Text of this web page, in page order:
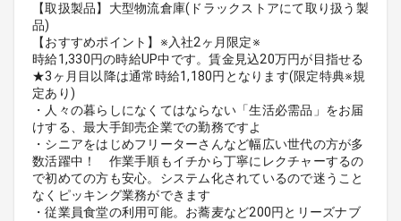
【取扱製品】大型物流倉庫(ドラックストアにて取り扱う製
品)
【おすすめポイント】※入社2ヶ月限定※
時給1,330円の時給UP中です。賃金見込20万円が目指せる
★3ヶ月目以降は通常時給1,180円となります(限定特典※規
定あり)
・人々の暮らしになくてはならない「生活必需品」をお届
けする、最大手卸売企業での勤務ですよ
・シニアをはじめフリーターさんなど幅広い世代の方が多
数活躍中！ 作業手順もイチから丁寧にレクチャーするの
で初めての方も安心。システム化されているので迷うこと
なくピッキング業務ができます
・従業員食堂の利用可能。お蕎麦など200円とリーズナブ